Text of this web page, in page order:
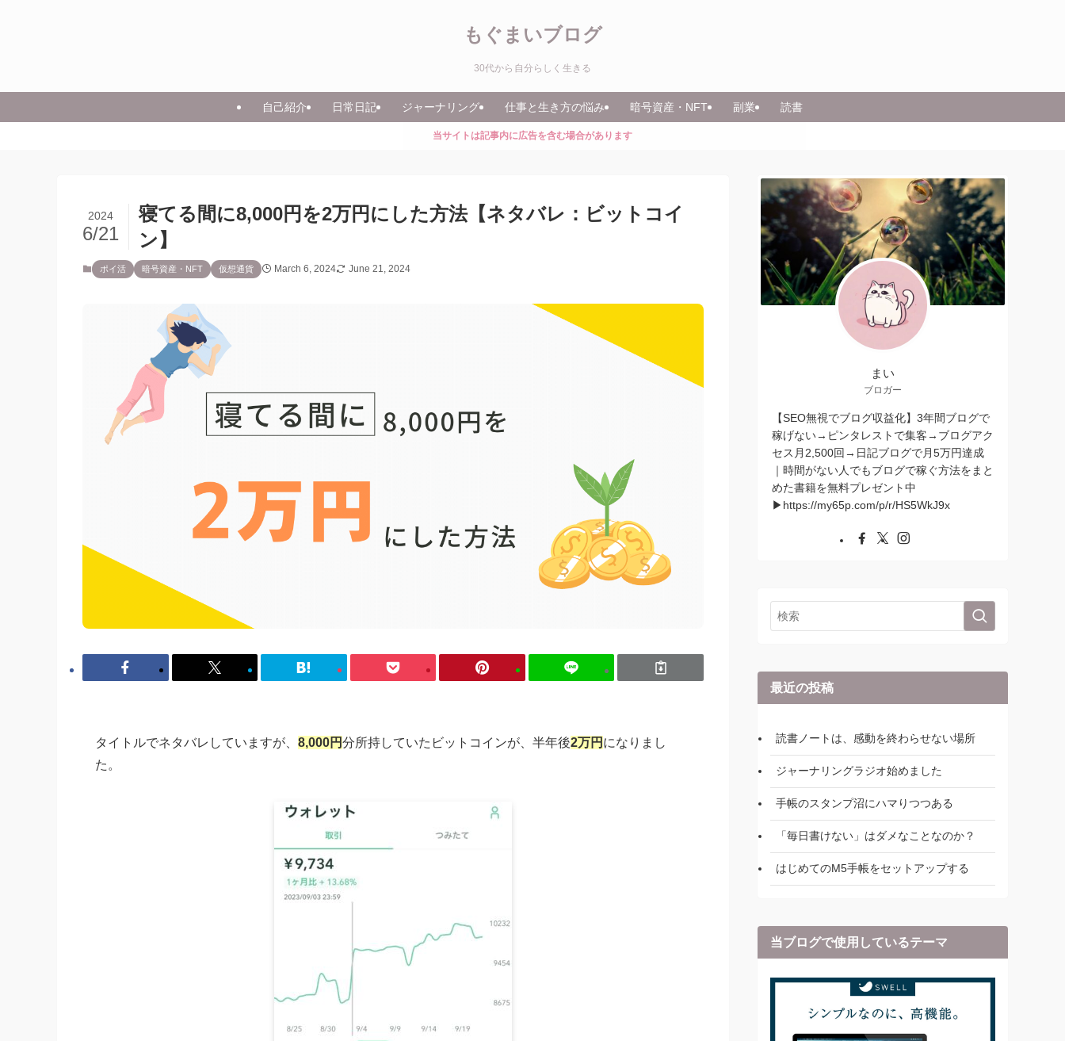
もぐまいブログ
30代から自分らしく生きる
自己紹介 日常日記 ジャーナリング 仕事と生き方の悩み 暗号資産・NFT 副業 読書
当サイトは記事内に広告を含む場合があります
寝てる間に8,000円を2万円にした方法【ネタバレ：ビットコイ
ン】
2024
6/21
ポイ活 暗号資産・NFT 仮想通貨 March 6, 2024 June 21, 2024
タイトルでネタバレしていますが、 8,000円分所持していたビットコインが、半年後2万円 になりまし
た。
まい
ブロガー
【SEO無視でブログ収益化】3年間ブログで
稼げない→ピンタレストで集客→ブログアク
セス月2,500回→日記ブログで月5万円達成
｜時間がない人でもブログで稼ぐ方法をまと
めた書籍を無料プレゼント中
▶︎https://my65p.com/p/r/HS5WkJ9x
最近の投稿
読書ノートは、感動を終わらせない場所
ジャーナリングラジオ始めました
手帳のスタンプ沼にハマりつつある
「毎日書けない」はダメなことなのか？
はじめてのM5手帳をセットアップする
当ブログで使用しているテーマ